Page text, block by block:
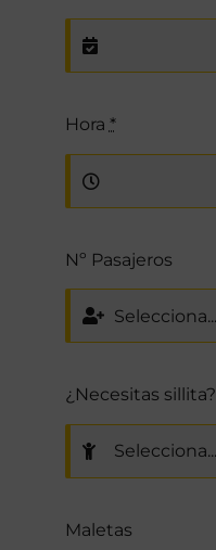
Hora *
Nº Pasajeros
¿Necesitas sillita?
Maletas